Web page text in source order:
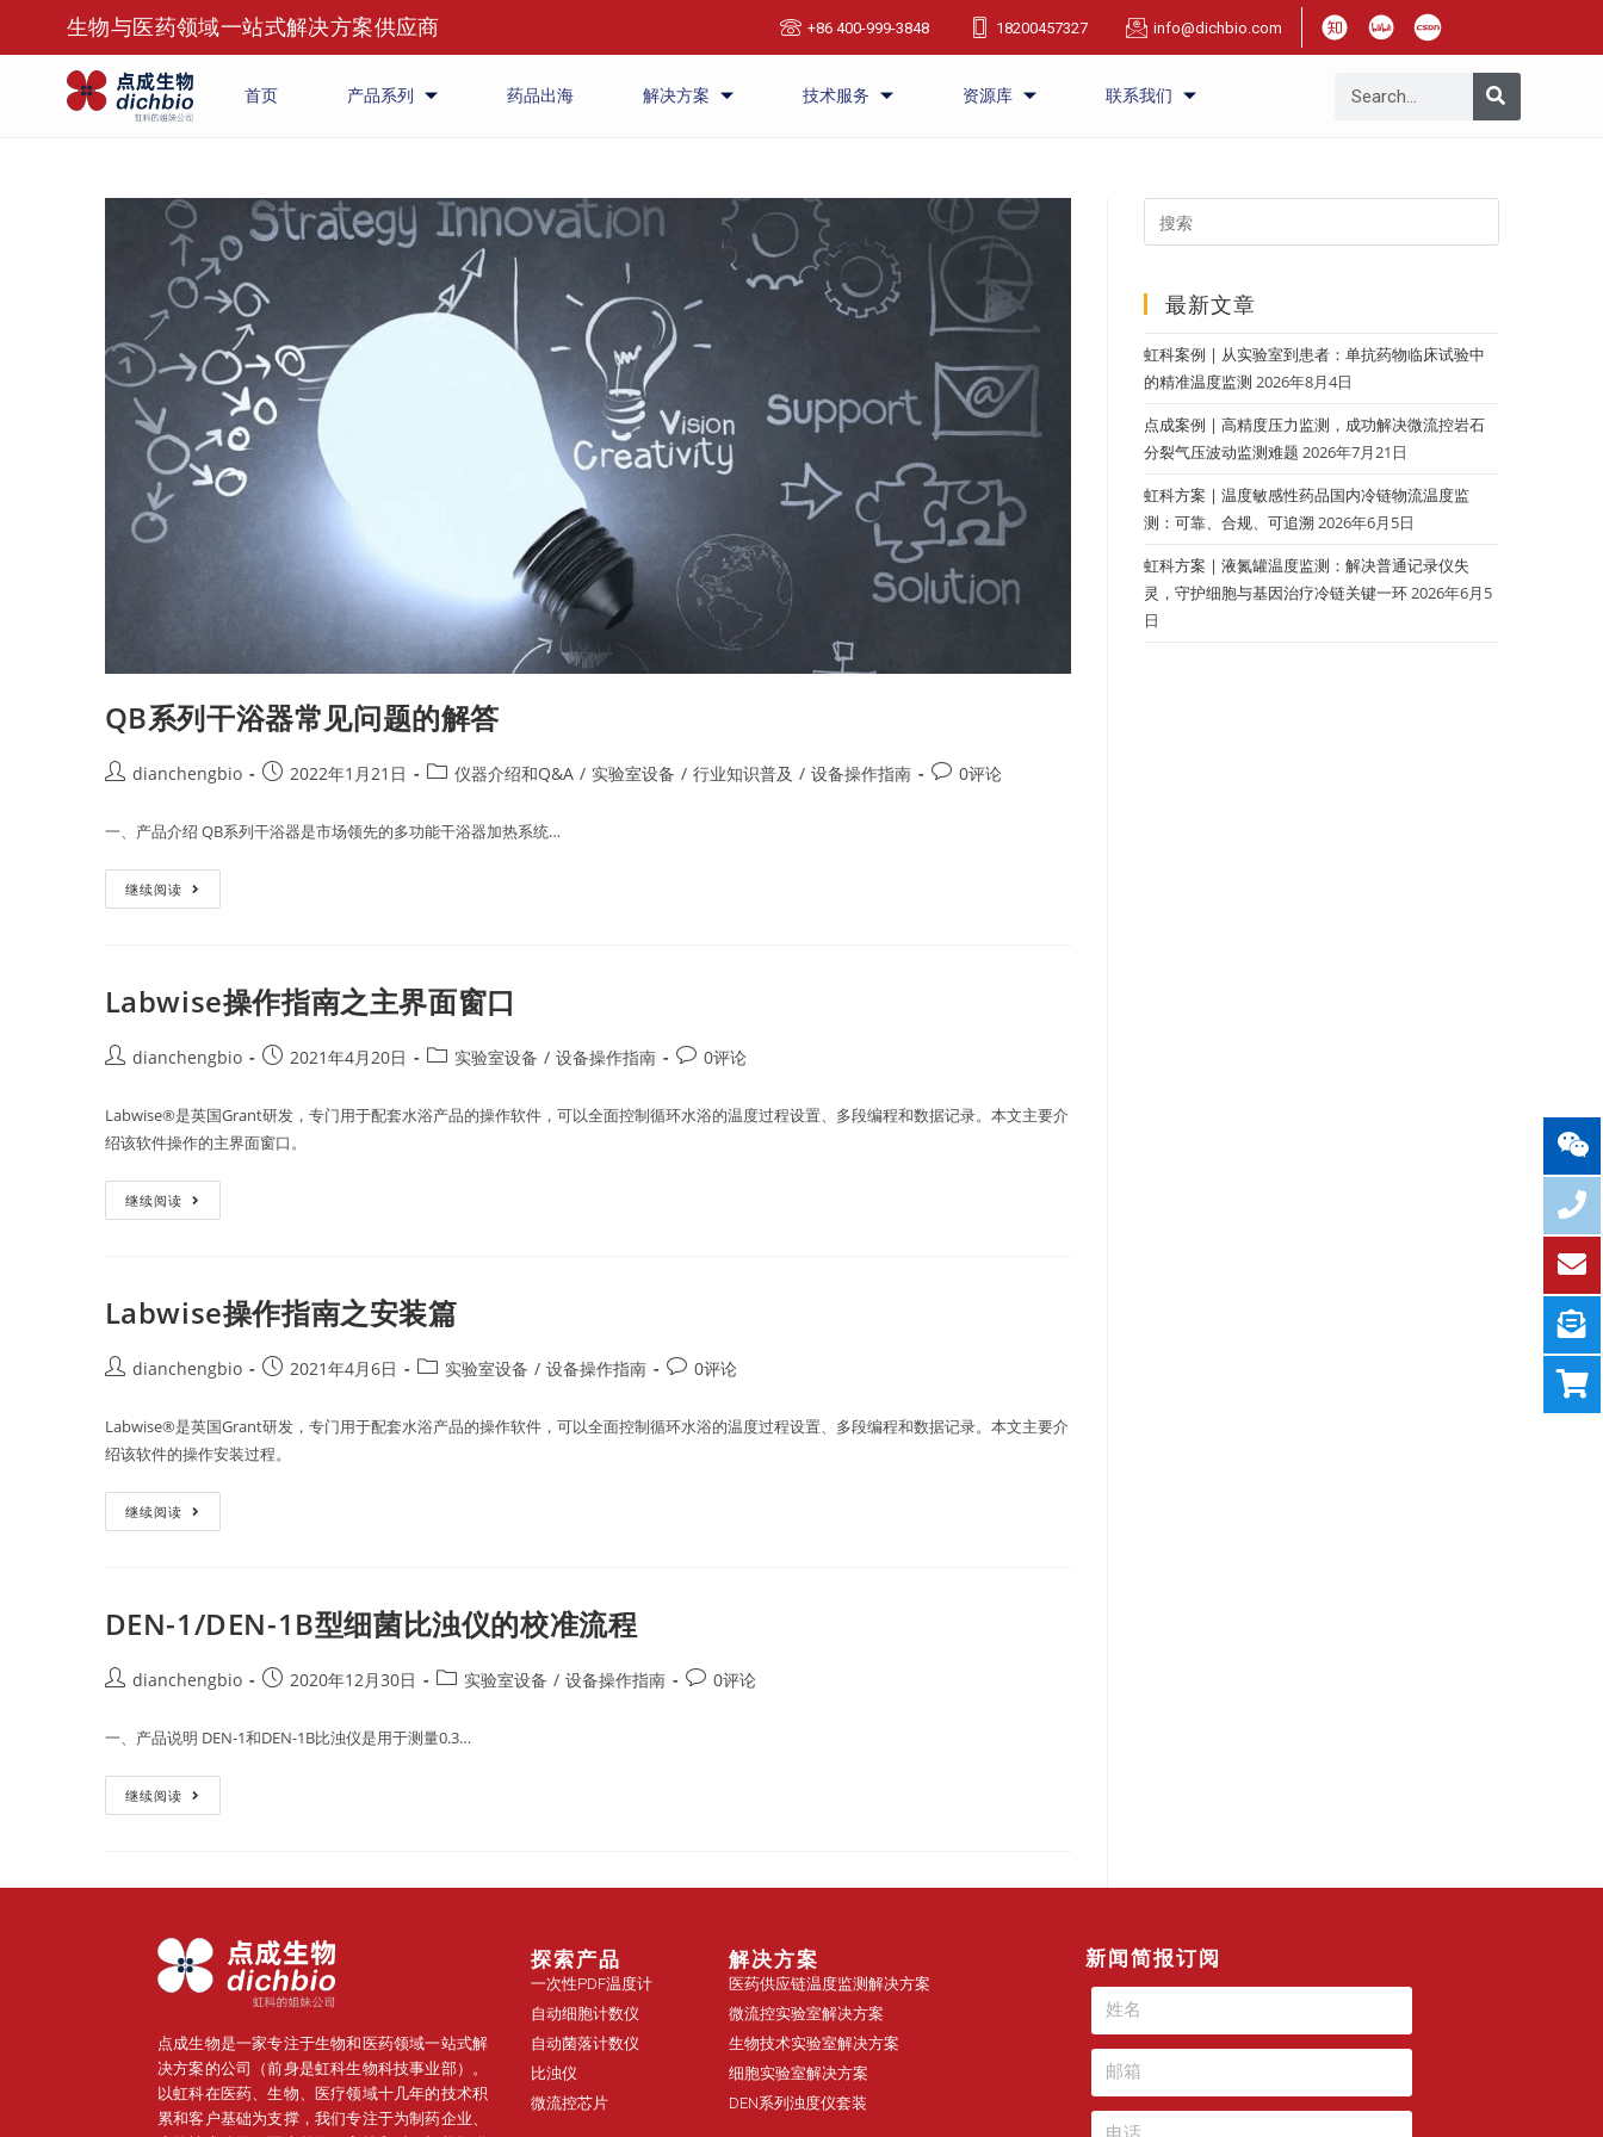
生物与医药领域一站式解决方案供应商 +86 400-999-3848 18200457327 info@dichbio.com
首页 产品系列 药品出海 解决方案 技术服务 资源库 联系我们
QB系列干浴器常见问题的解答
dianchengbio 2022年1月21日 仪器介绍和Q&A / 实验室设备 / 行业知识普及 / 设备操作指南 0评论
一、产品介绍 QB系列干浴器是市场领先的多功能干浴器加热系统…
继续阅读
Labwise操作指南之主界面窗口
dianchengbio 2021年4月20日 实验室设备 / 设备操作指南 0评论
Labwise®是英国Grant研发，专门用于配套水浴产品的操作软件，可以全面控制循环水浴的温度过程设置、多段编程和数据记录。本文主要介
绍该软件操作的主界面窗口。
继续阅读
Labwise操作指南之安装篇
dianchengbio 2021年4月6日 实验室设备 / 设备操作指南 0评论
Labwise®是英国Grant研发，专门用于配套水浴产品的操作软件，可以全面控制循环水浴的温度过程设置、多段编程和数据记录。本文主要介
绍该软件的操作安装过程。
继续阅读
DEN-1/DEN-1B型细菌比浊仪的校准流程
dianchengbio 2020年12月30日 实验室设备 / 设备操作指南 0评论
一、产品说明 DEN-1和DEN-1B比浊仪是用于测量0.3…
继续阅读
最新文章
虹科案例 | 从实验室到患者：单抗药物临床试验中
的精准温度监测 2026年8月4日
点成案例 | 高精度压力监测，成功解决微流控岩石
分裂气压波动监测难题 2026年7月21日
虹科方案 | 温度敏感性药品国内冷链物流温度监
测：可靠、合规、可追溯 2026年6月5日
虹科方案 | 液氮罐温度监测：解决普通记录仪失
灵，守护细胞与基因治疗冷链关键一环2026年6月5
日
点成生物是一家专注于生物和医药领域一站式解
决方案的公司（前身是虹科生物科技事业部）。
以虹科在医药、生物、医疗领域十几年的技术积
累和客户基础为支撑，我们专注于为制药企业、
探索产品
一次性PDF温度计
自动细胞计数仪
自动菌落计数仪
比浊仪
微流控芯片
解决方案
医药供应链温度监测解决方案
微流控实验室解决方案
生物技术实验室解决方案
细胞实验室解决方案
DEN系列浊度仪套装
新闻简报订阅